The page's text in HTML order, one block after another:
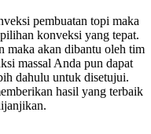
pembuatan topi maka
konveksi yang tepat.
maka akan dibantu oleh tim
massal Anda pun dapat
dahulu untuk disetujui.
hasil yang terbaik